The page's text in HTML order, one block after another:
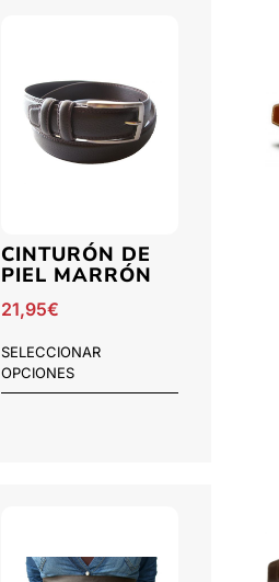
CINTURÓN DE
PIEL MARRÓN
21,95€
SELECCIONAR
OPCIONES